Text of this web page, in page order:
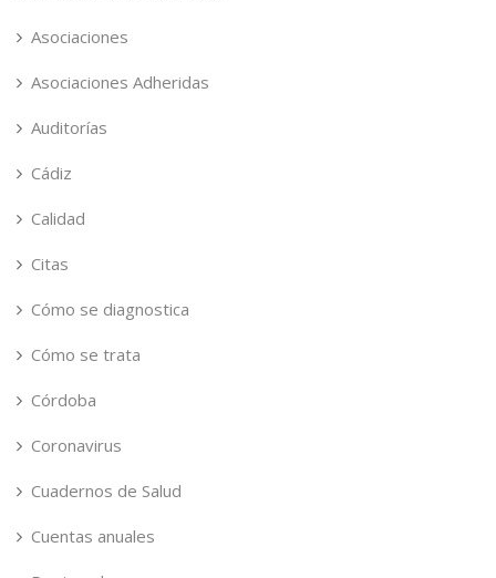
Asociaciones
Asociaciones Adheridas
Auditorías
Cádiz
Calidad
Citas
Cómo se diagnostica
Cómo se trata
Córdoba
Coronavirus
Cuadernos de Salud
Cuentas anuales